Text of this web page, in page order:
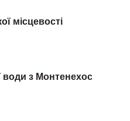
місцевості
води з Монтенехос